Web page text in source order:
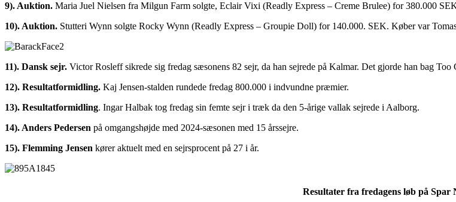
9). Auktion. Maria Juel Nielsen fra Milgun Farm solgte, Eclair Vixi (Readly Express – Creme Brulee) for 380.000
10). Auktion. Stutteri Wynn solgte Rocky Wynn (Readly Express – Groupie Doll) for 140.000. SEK. Køber var
11). Dansk sejr. Victor Rosleff sikrede sig fredag sæsonens 82 sejr, da han sejrede på Kalmar. Det gjorde han bag
12). Resultatformidling. Kaj Jensen-stalden rundede fredag 800.000 i indvundne præmier.
13). Resultatformidling. Ingar Halbak tog fredag sin femte sejr i træk da den 5-årige vallak sejrede i Aalborg.
14). Anders Pedersen på omgangshøjde med 2024-sæsonen med 15 årssejre.
15). Flemming Jensen kører aktuelt med en sejrsprocent på 27 i år.
Resultater fra fredagens løb på Spar